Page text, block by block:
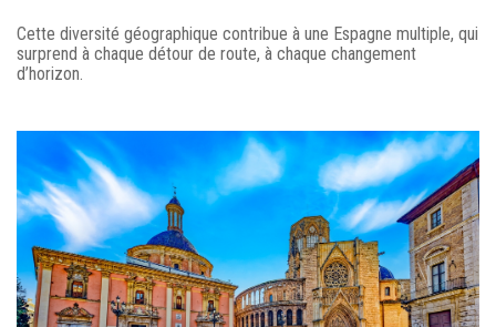
Cette diversité géographique contribue à une Espagne multiple, qui
surprend à chaque détour de route, à chaque changement
d’horizon.